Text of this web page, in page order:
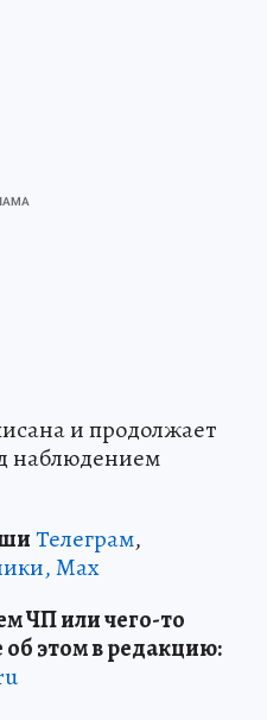
и продолжает
наблюдением
Телеграм,
Max
ЧП или чего-то
этом в редакцию: